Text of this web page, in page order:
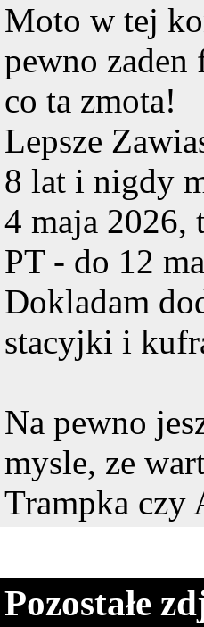
Moto w tej
pewno
co ta zmota!
Lepsze
8 lat i nigdy
4 maja 2026,
PT - do 12
Dokladam
stacyjki i
Na pewno
mysle, ze
Trampka czy
Pozostałe